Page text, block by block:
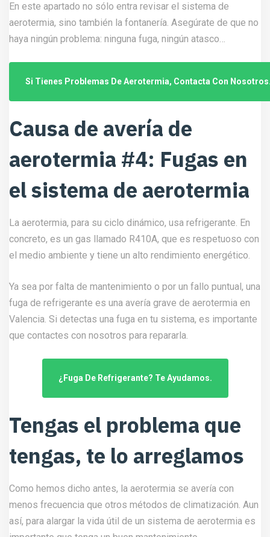
En este apartado no sólo entra revisar el sistema de
aerotermia, sino también la fontanería. Asegúrate de que no
haya ningún problema: ninguna fuga, ningún atasco…
Si Tienes Problemas De Aerotermia, Contacta Con
Causa de avería de
aerotermia #4: Fugas en
el sistema de aerotermia
La aerotermia, para su ciclo dinámico, usa refrigerante. En
concreto, es un gas llamado R410A, que es respetuoso con
el medio ambiente y tiene un alto rendimiento energético.
Ya sea por falta de mantenimiento o por un fallo puntual, una
fuga de refrigerante es una avería grave de aerotermia en
Valencia. Si detectas una fuga en tu sistema, es importante
que contactes con nosotros para repararla.
¿Fuga De Refrigerante? Te Ayudamos.
Tengas el problema que
tengas, te lo arreglamos
Como hemos dicho antes, la aerotermia se avería con
menos frecuencia que otros métodos de climatización. Aun
así, para alargar la vida útil de un sistema de aerotermia es